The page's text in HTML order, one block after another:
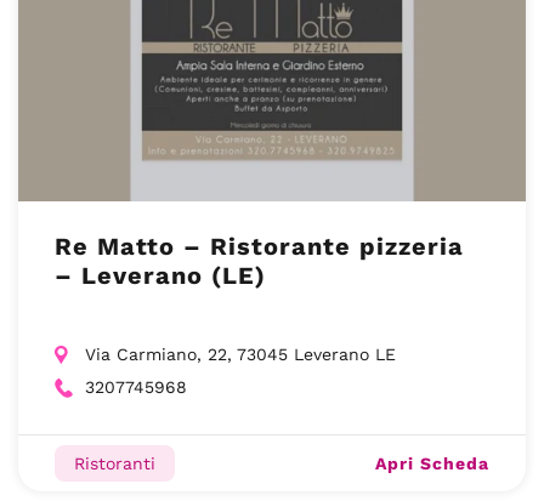
Re Matto – Ristorante pizzeria
– Leverano (LE)
Via Carmiano, 22, 73045 Leverano LE
3207745968
Ristoranti Apri Scheda